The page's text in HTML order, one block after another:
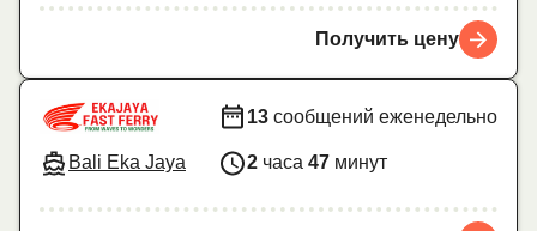
Получить цену
Bali Eka Jaya
13 сообщений еженедельно
2 часа 47 минут